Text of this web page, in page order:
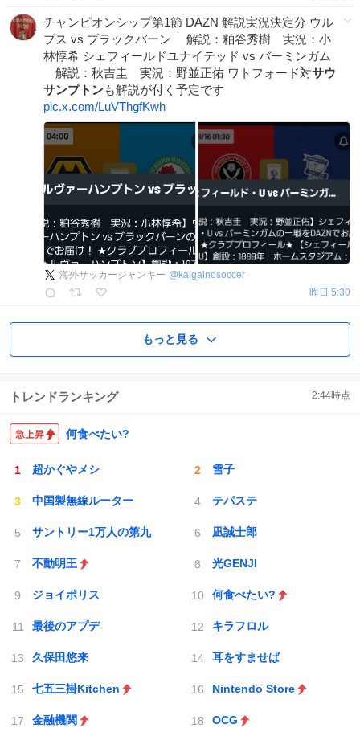
チャンピオンシップ第1節 DAZN 解説実況決定分 ウル
ブス vs ブラックバーン 解説：粕谷秀樹 実況：小
林惇希 シェフィールドユナイテッド vs バーミンガム
解説：秋吉圭 実況：野並正佑 ワトフォード対サウ
サンプトンも解説が付く予定です
pic.x.com/LuVThgfKwh
海外サッカージャンキー @ kaigainosoccer
昨日 5:30
もっと見る
トレンドランキング 2:44時点
何食べたい?
超かぐやメシ 雪子
中国製無線ルーター テパステ
サントリー1万人の第九 凪誠士郎
不動明王 光GENJI
ジョイポリス 何食べたい?
最後のアプデ キラフロル
久保田悠来 耳をすませば
七五三掛Kitchen Nintendo Store
金融機関 OCG